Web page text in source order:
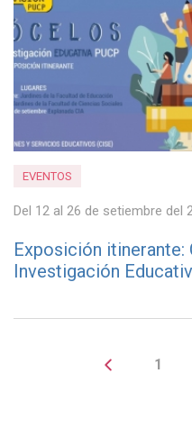
EVENTOS
Del 12 al 26 de setiembre del
Exposición itinerante:
Investigación
1